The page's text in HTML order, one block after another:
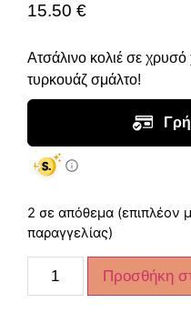
15.50 €
Ατσάλινο κολιέ σε
τυρκουάζ σμάλτο!
2 σε απόθεμα (επιπλέον
παραγγελίας)
Προσθήκη